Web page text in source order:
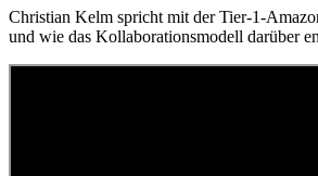
Christian Kelm spricht mit der Tier-1-
und wie das Kollaborationsmodell darüber